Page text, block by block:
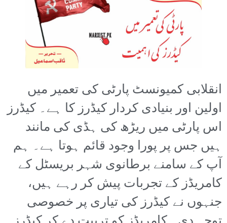
انقلابی کمیونسٹ پارٹی کی تعمیر میں
اولین اور بنیادی کردار کیڈرز کا ہے۔ کیڈرز
اس پارٹی میں ریڑھ کی ہڈی کی مانند
ہیں جس پر پورا وجود قائم ہوتا ہے۔ ہم
آپ کے سامنے برطانوی شہر بریسٹل کے
کامریڈز کے تجربات پیش کر رہے ہیں،
جنہوں نے کیڈرز کی تیاری پر خصوصی